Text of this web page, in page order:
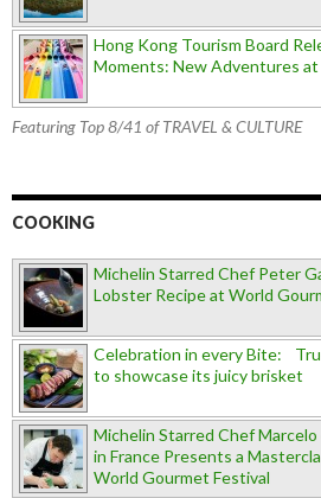
Hong Kong Tourism Board
Moments: New Adventures at
Featuring Top 8/41 of TRAVEL & CULTURE
COOKING
Michelin Starred Chef Peter
Lobster Recipe at World
Celebration in every Bite:
to showcase its juicy brisket
Michelin Starred Chef
in France Presents a
World Gourmet Festival